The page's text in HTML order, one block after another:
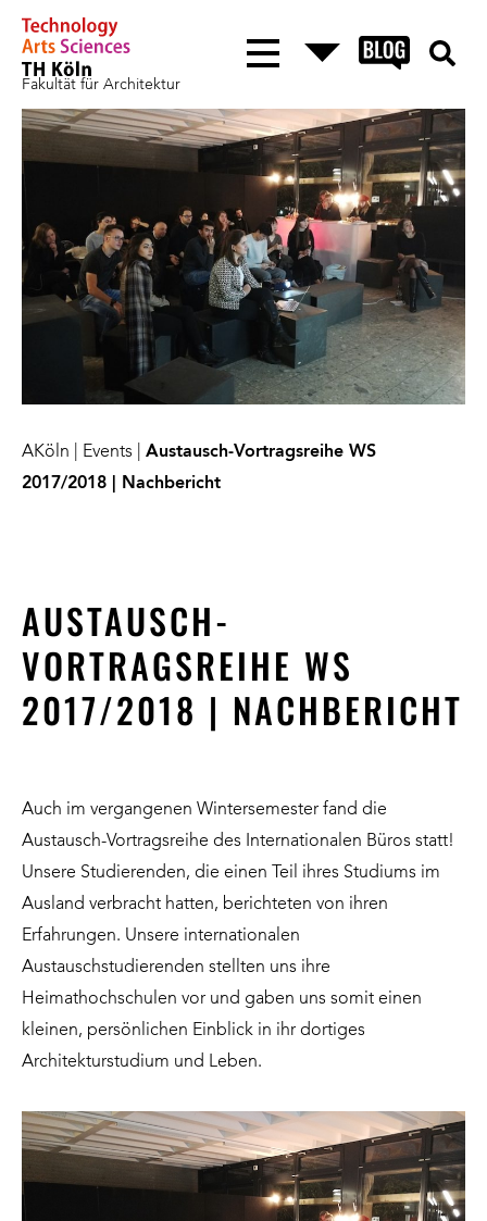
Fakultät für Architektur
AKöln Events
Austausch-Vortragsreihe WS
2017/2018 | Nachbericht
AUSTAUSCH-
VORTRAGSREIHE WS
2017/2018 | NACHBERICHT
Auch im vergangenen Wintersemester fand die
Austausch-Vortragsreihe des Internationalen Büros statt!
Unsere Studierenden, die einen Teil ihres Studiums im
Ausland verbracht hatten, berichteten von ihren
Erfahrungen. Unsere internationalen
Austauschstudierenden stellten uns ihre
Heimathochschulen vor und gaben uns somit einen
kleinen, persönlichen Einblick in ihr dortiges
Architekturstudium und Leben.